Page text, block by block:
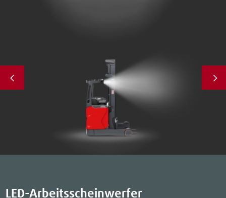
LED-Arbeitsscheinwerfer